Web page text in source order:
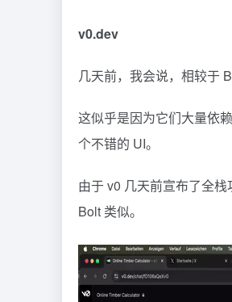
v0.dev
几天前，我会说，相较于
这似乎是因为它们大量依
个不错的 UI。
由于 v0 几天前宣布了全
Bolt 类似。